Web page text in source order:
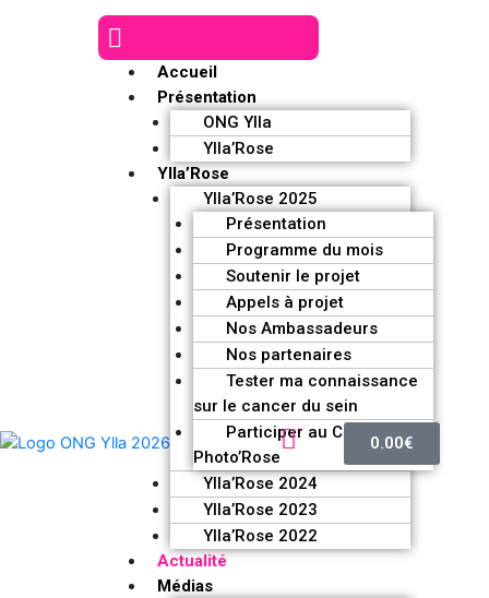
Accueil
Présentation
ONG Ylla
Ylla’Rose
Ylla’Rose
Ylla’Rose 2025
Présentation
Programme du mois
Soutenir le projet
Appels à projet
Nos Ambassadeurs
Nos partenaires
Tester ma connaissance
sur le cancer du sein
Participer au Challenge
Photo’Rose
Ylla’Rose 2024
Ylla’Rose 2023
Ylla’Rose 2022
Actualité
Médias
0.00€